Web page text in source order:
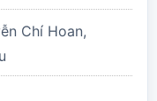
Chí Hoan,